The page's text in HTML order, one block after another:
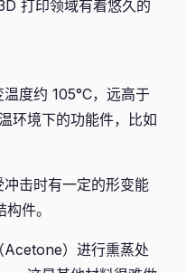
打印领域有着悠久的
度约 105°C，远高于
环境下的功能件，比如
击时有一定的形变能
件。
）进行熏蒸处